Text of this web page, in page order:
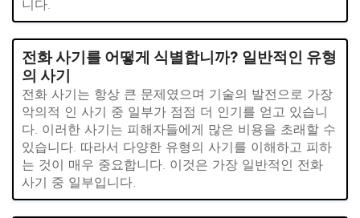
니다.
전화 사기를 어떻게 식별합니까? 일반적인 유형
의 사기
전화 사기는 항상 큰 문제였으며 기술의 발전으로 가장
악의적 인 사기 중 일부가 점점 더 인기를 얻고 있습니
다. 이러한 사기는 피해자들에게 많은 비용을 초래할 수
있습니다. 따라서 다양한 유형의 사기를 이해하고 피하
는 것이 매우 중요합니다. 이것은 가장 일반적인 전화
사기 중 일부입니다.